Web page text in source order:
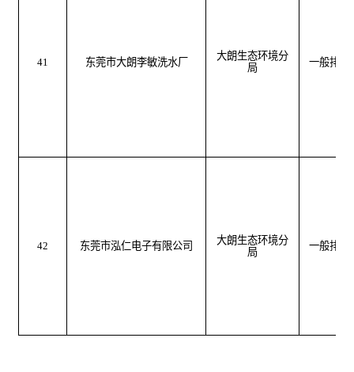
41 东莞市大朗李敏洗水厂
大朗生态环境分
局
一般排污
42 东莞市泓仁电子有限公司
大朗生态环境分
局
一般排污